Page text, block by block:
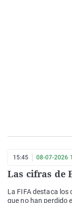
15:45 08-07-2026
Las cifras de
La FIFA destaca los
que no han perdido